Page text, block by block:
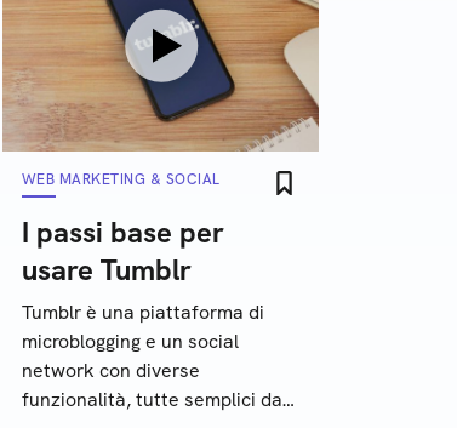
WEB MARKETING & SOCIAL
I passi base per
usare Tumblr
Tumblr è una piattaforma di
microblogging e un social
network con diverse
funzionalità, tutte semplici da